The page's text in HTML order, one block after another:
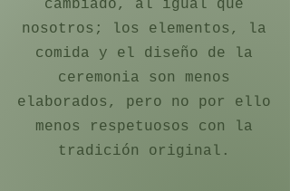
cambiado, al igual que
nosotros; los elementos, la
comida y el diseño de la
ceremonia son menos
elaborados, pero no por ello
menos respetuosos con la
tradición original.